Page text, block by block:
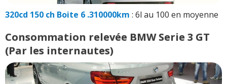
320cd 150 ch Boite 6 .310000km : 6l au 100 en moyenne
Consommation relevée BMW Serie 3 GT
(Par les internautes)